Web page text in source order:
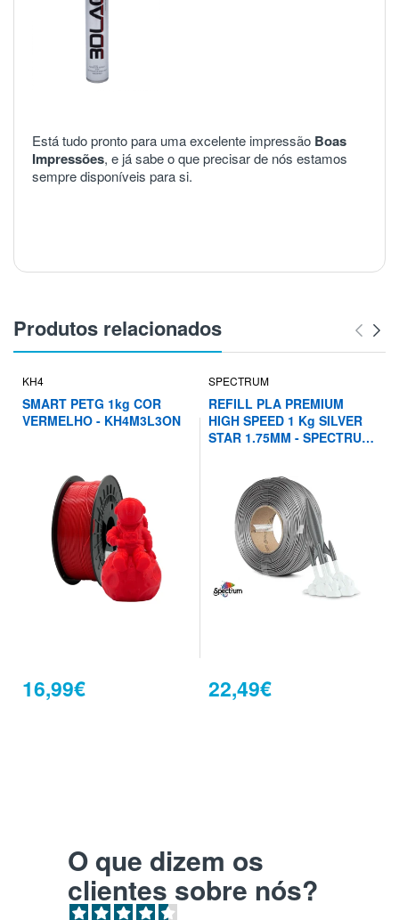
Está tudo pronto para uma excelente impressão Boas
Impressões, e já sabe o que precisar de nós estamos
sempre disponíveis para si.
Produtos relacionados
KH4
SMART PETG 1kg COR
VERMELHO - KH4M3L3ON
16,99€
SPECTRUM
REFILL PLA PREMIUM
HIGH SPEED 1 Kg SILVER
STAR 1.75MM - SPECTRUM
22,49€
O que dizem os
clientes sobre nós?